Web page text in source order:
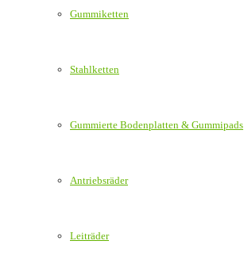
Gummiketten
Stahlketten
Gummierte Bodenplatten & Gummipads
Antriebsräder
Leiträder